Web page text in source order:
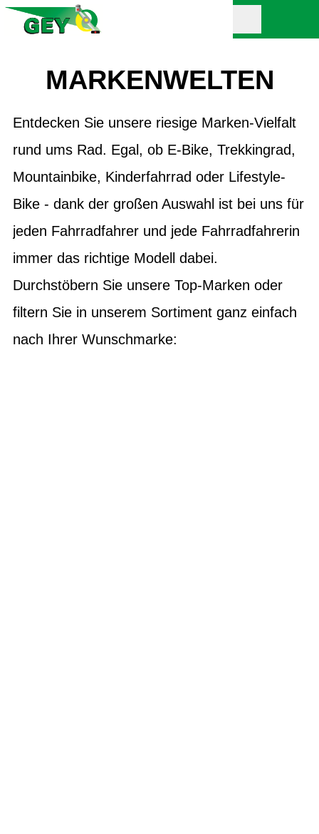
MARKENWELTEN
Entdecken Sie unsere riesige Marken-Vielfalt
rund ums Rad. Egal, ob E-Bike, Trekkingrad,
Mountainbike, Kinderfahrrad oder Lifestyle-
Bike - dank der großen Auswahl ist bei uns für
jeden Fahrradfahrer und jede Fahrradfahrerin
immer das richtige Modell dabei.
Durchstöbern Sie unsere Top-Marken oder
filtern Sie in unserem Sortiment ganz einfach
nach Ihrer Wunschmarke: